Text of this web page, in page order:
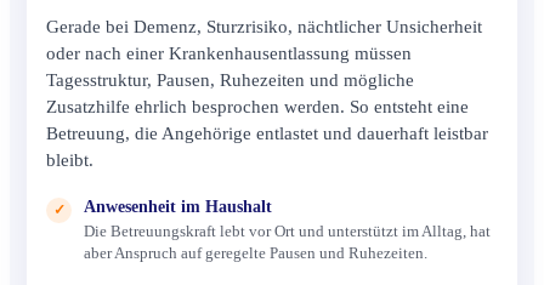
Gerade bei Demenz, Sturzrisiko, nächtlicher Unsicherheit
oder nach einer Krankenhausentlassung müssen
Tagesstruktur, Pausen, Ruhezeiten und mögliche
Zusatzhilfe ehrlich besprochen werden. So entsteht eine
Betreuung, die Angehörige entlastet und dauerhaft leistbar
bleibt.
✓
Anwesenheit im Haushalt
Die Betreuungskraft lebt vor Ort und unterstützt im Alltag, hat
aber Anspruch auf geregelte Pausen und Ruhezeiten.